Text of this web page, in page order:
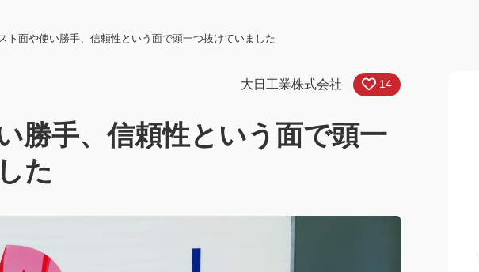
ト面や使い勝手、信頼性という面で頭一つ抜けていました
大日工業株式会社 14
勝手、信頼性という面で頭一
た